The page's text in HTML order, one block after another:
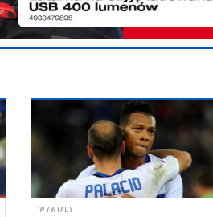
WYWIADY